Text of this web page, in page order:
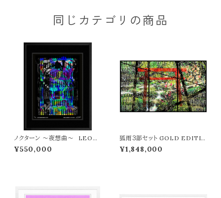
同じカテゴリの商品
ノクターン ～夜想曲～ LEON
TERASHIMA版画作品7作限定
（オンライン限定特典付き作品〉
¥550,000
狐雨３部セット GOLD EDITIO
N LEON TERASHIMA版画
作品11作限定 ウメキタホクシギ
¥1,848,000